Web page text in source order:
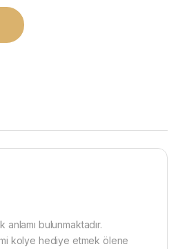
bulunmaktadır.
kolye hediye etmek ölene